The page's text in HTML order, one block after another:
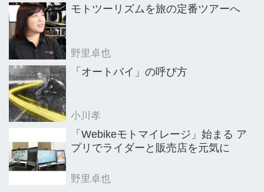
ロナに万全の体制で臨む 昨年は新型コ
こともあり、国民の生活が大きく影響
を...
モトツーリズムを旅の定番ツアーへ
野里卓也
「オートバイ」の呼び方
小川孝
「Webikeモトマイレージ」始まる ア
プリでライダーと販売店を元気に
野里卓也